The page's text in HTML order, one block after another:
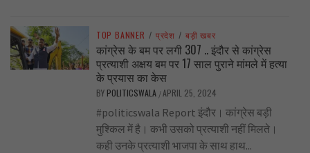
TOP BANNER / प्रदेश / बड़ी खबर
कांग्रेस के बम पर लगी 307 .. इंदौर से कांग्रेस
प्रत्याशी अक्षय बम पर 17 साल पुराने मांमले में हत्या
के प्रयास का केस
BY POLITICSWALA /APRIL 25, 2024
#politicswala Report इंदौर। कांग्रेस बड़ी
मुश्किल में है। कभी उसको प्रत्याशी नहीं मिलते।
कही उनके प्रत्याशी भाजपा के साथ हाथ...